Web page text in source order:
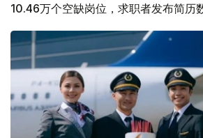
10.46万个空缺岗位，求职者发布简历